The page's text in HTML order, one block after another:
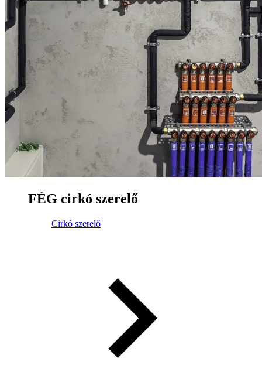
FÉG cirkó szerelő
Cirkó szerelő